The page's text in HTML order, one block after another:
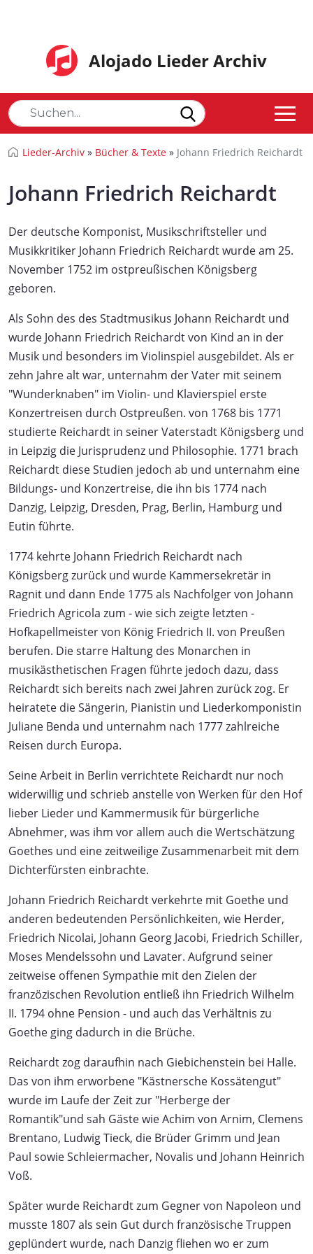
Alojado Lieder Archiv
Lieder-Archiv » Bücher & Texte » Johann Friedrich Reichardt
Johann Friedrich Reichardt
Der deutsche Komponist, Musikschriftsteller und
Musikkritiker Johann Friedrich Reichardt wurde am 25.
November 1752 im ostpreußischen Königsberg
geboren.
Als Sohn des des Stadtmusikus Johann Reichardt und
wurde Johann Friedrich Reichardt von Kind an in der
Musik und besonders im Violinspiel ausgebildet. Als er
zehn Jahre alt war, unternahm der Vater mit seinem
"Wunderknaben" im Violin- und Klavierspiel erste
Konzertreisen durch Ostpreußen. von 1768 bis 1771
studierte Reichardt in seiner Vaterstadt Königsberg und
in Leipzig die Jurisprudenz und Philosophie. 1771 brach
Reichardt diese Studien jedoch ab und unternahm eine
Bildungs- und Konzertreise, die ihn bis 1774 nach
Danzig, Leipzig, Dresden, Prag, Berlin, Hamburg und
Eutin führte.
1774 kehrte Johann Friedrich Reichardt nach
Königsberg zurück und wurde Kammersekretär in
Ragnit und dann Ende 1775 als Nachfolger von Johann
Friedrich Agricola zum - wie sich zeigte letzten -
Hofkapellmeister von König Friedrich II. von Preußen
berufen. Die starre Haltung des Monarchen in
musikästhetischen Fragen führte jedoch dazu, dass
Reichardt sich bereits nach zwei Jahren zurück zog. Er
heiratete die Sängerin, Pianistin und Liederkomponistin
Juliane Benda und unternahm nach 1777 zahlreiche
Reisen durch Europa.
Seine Arbeit in Berlin verrichtete Reichardt nur noch
widerwillig und schrieb anstelle von Werken für den Hof
lieber Lieder und Kammermusik für bürgerliche
Abnehmer, was ihm vor allem auch die Wertschätzung
Goethes und eine zeitweilige Zusammenarbeit mit dem
Dichterfürsten einbrachte.
Johann Friedrich Reichardt verkehrte mit Goethe und
anderen bedeutenden Persönlichkeiten, wie Herder,
Friedrich Nicolai, Johann Georg Jacobi, Friedrich Schiller,
Moses Mendelssohn und Lavater. Aufgrund seiner
zeitweise offenen Sympathie mit den Zielen der
franzözischen Revolution entließ ihn Friedrich Wilhelm
II. 1794 ohne Pension - und auch das Verhältnis zu
Goethe ging dadurch in die Brüche.
Reichardt zog daraufhin nach Giebichenstein bei Halle.
Das von ihm erworbene "Kästnersche Kossätengut"
wurde im Laufe der Zeit zur "Herberge der
Romantik"und sah Gäste wie Achim von Arnim, Clemens
Brentano, Ludwig Tieck, die Brüder Grimm und Jean
Paul sowie Schleiermacher, Novalis und Johann Heinrich
Voß.
Später wurde Reichardt zum Gegner von Napoleon und
musste 1807 als sein Gut durch französische Truppen
geplündert wurde, nach Danzig fliehen wo er zum